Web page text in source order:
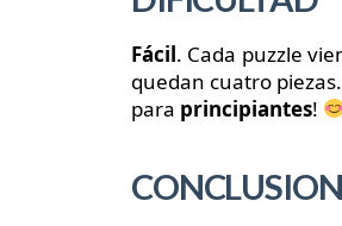
Fácil. Cada puzzle
quedan cuatro
para principiantes!
CONCLUSION